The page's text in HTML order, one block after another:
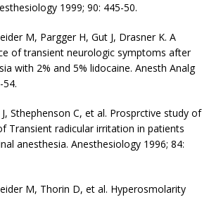
1999; 90: 445-50.
M, Pargger H, Gut J, Drasner K. A
of transient neurologic symptoms after
with 2% and 5% lidocaine. Anesth Analg
54.
Sthephenson C, et al. Prosprctive study of
Transient radicular irritation in patients
anesthesia. Anesthesiology 1996; 84:
M, Thorin D, et al. Hyperosmolarity